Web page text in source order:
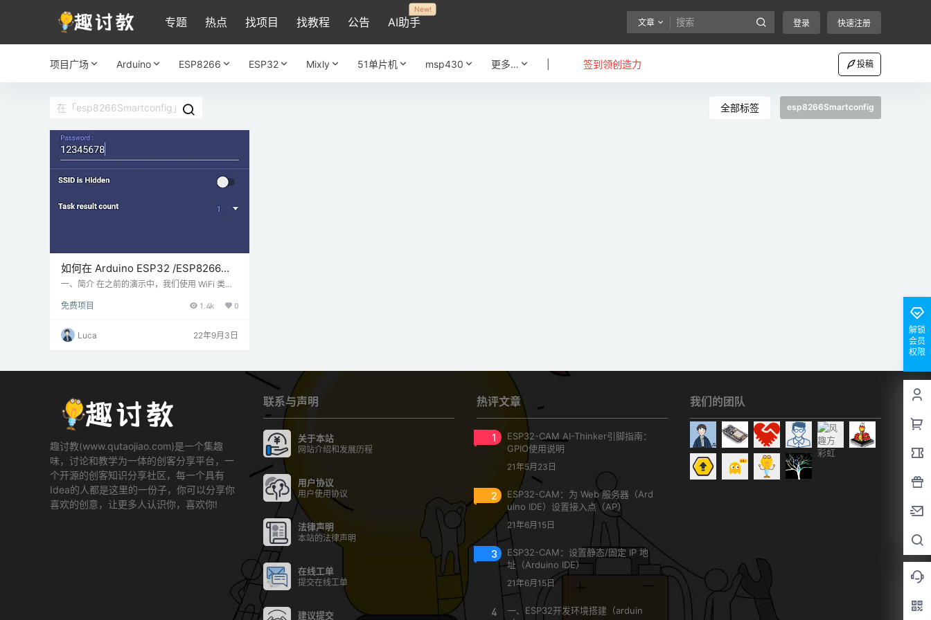
专题 热点 找项目 找教程 公告 AI助手
New!
文章 登录 快速注册
项目广场 Arduino ESP8266 ESP32 Mixly 51单片机 msp430 更多… 签到领创造力 投稿
全部标签 esp8266Smartconfig
如何在 Arduino ESP32 /ESP8266上
使用 SmartConfig
一、简介 在之前的演示中，我们使用 WiFi 类连
这里我们使用“硬编码”的 ssid 和密码。 当我们
我们必须根据新网络修改ssid和密码，重新编译
和刷新代码。因此，TI 发明了一种称为“SmartC
免费项目 1.4k 0
Luca 22年9月3日
解锁
会员
权限
趣讨教(www.qutaojiao.com)是一个集趣
味，讨论和教学为一体的创客分享平台，一
个开源的创客知识分享社区，每一个具有
Idea的人都是这里的一份子，你可以分享你
喜欢的创意，让更多人认识你，喜欢你!
联系与声明
关于本站
网站介绍和发展历程
用户协议
用户使用协议
法律声明
本站的法律声明
在线工单
提交在线工单
建议提交
热评文章
1
ESP32-CAM AI-Thinker引脚指南：
GPIO使用说明
21年5月23日
2
ESP32-CAM：为 Web 服务器（Ard
uino IDE）设置接入点（AP）
21年6月15日
3
ESP32-CAM：设置静态/固定 IP 地
址（Arduino IDE）
21年6月15日
4
一、ESP32开发环境搭建（arduin
我们的团队